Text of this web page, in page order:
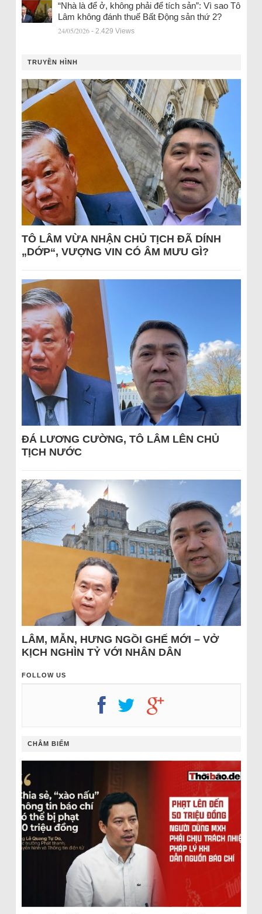
“Nhà là để ở, không phải để tích sản”: Vì sao Tô
Lâm không đánh thuế Bất Động sản thứ 2?
24/05/2026 - 2.429 Views
TRUYỀN HÌNH
TÔ LÂM VỪA NHẬN CHỦ TỊCH ĐÃ DÍNH
„DỚP“, VƯỢNG VIN CÓ ÂM MƯU GÌ?
ĐÁ LƯƠNG CƯỜNG, TÔ LÂM LÊN CHỦ
TỊCH NƯỚC
LÂM, MẪN, HƯNG NGỒI GHẾ MỚI – VỞ
KỊCH NGHÌN TỶ VỚI NHÂN DÂN
FOLLOW US
CHÂM BIẾM